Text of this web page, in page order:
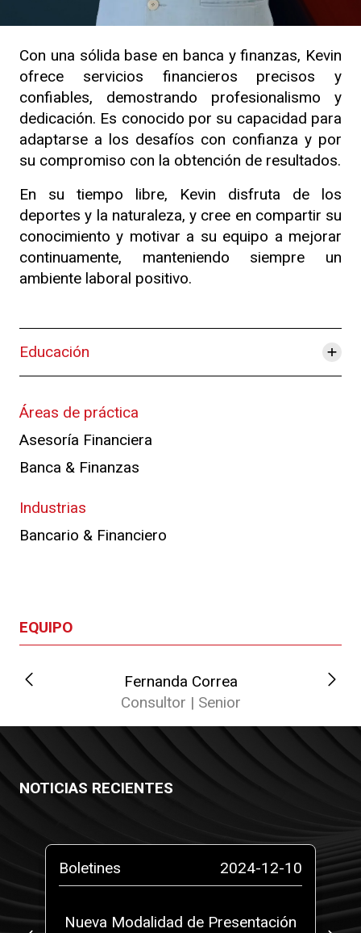
Con una sólida base en banca y finanzas, Kevin
ofrece servicios financieros precisos y
confiables, demostrando profesionalismo y
dedicación. Es conocido por su capacidad para
adaptarse a los desafíos con confianza y por
su compromiso con la obtención de resultados.
En su tiempo libre, Kevin disfruta de los
deportes y la naturaleza, y cree en compartir su
conocimiento y motivar a su equipo a mejorar
continuamente, manteniendo siempre un
ambiente laboral positivo.
Educación +
Áreas de práctica
Asesoría Financiera
Banca & Finanzas
Industrias
Bancario & Financiero
EQUIPO
Fernanda Correa
Consultor | Senior
NOTICIAS RECIENTES
Boletines 2024-12-10
Nueva Modalidad de Presentación